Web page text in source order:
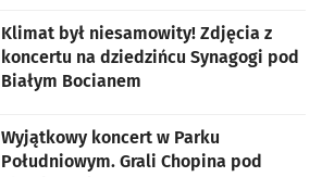
Klimat był niesamowity! Zdjęcia z
koncertu na dziedzińcu Synagogi pod
Białym Bocianem
Wyjątkowy koncert w Parku
Południowym. Grali Chopina pod